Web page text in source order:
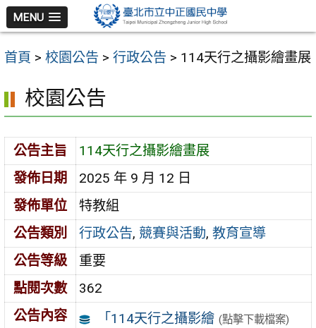
跳
至
主
內
容
區
MENU
首頁 > 校園公告 > 行政公告 > 114天行之攝影繪畫展
校園公告
公告主旨
114天行之攝影繪畫展
發佈日期
2025 年 9 月 12 日
發佈單位
特教組
公告類別
行政公告, 競賽與活動,教育宣導
公告等級
重要
點閱次數
362
公告內容
「114天行之攝影繪 (點擊下載檔案)